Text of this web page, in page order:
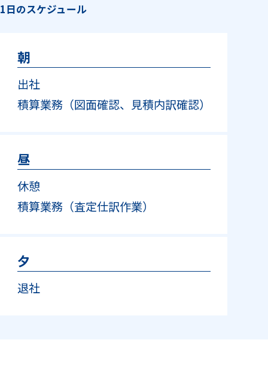
1日のスケジュール
朝
出社
積算業務（図面確認、見積内訳確認）
昼
休憩
積算業務（査定仕訳作業）
夕
退社